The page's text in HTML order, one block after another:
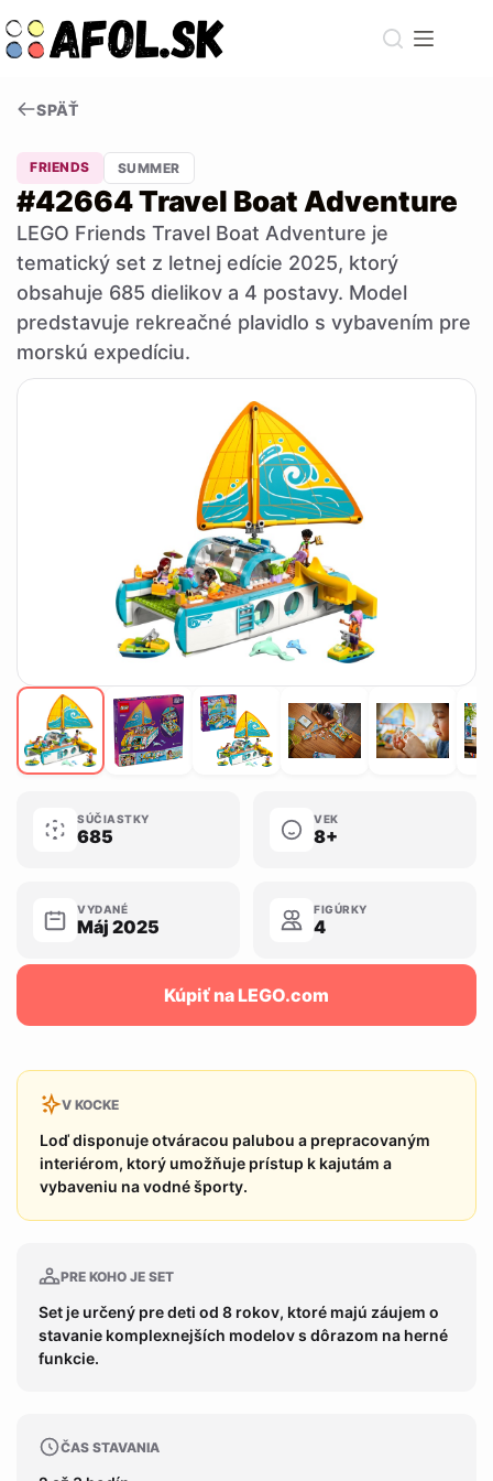
to
content
SPÄŤ
FRIENDS SUMMER
#42664 Travel Boat Adventure
LEGO Friends Travel Boat Adventure je
tematický set z letnej edície 2025, ktorý
obsahuje 685 dielikov a 4 postavy. Model
predstavuje rekreačné plavidlo s vybavením pre
morskú expedíciu.
SÚČIASTKY
685
VEK
8+
VYDANÉ
Máj 2025
FIGÚRKY
4
Kúpiť na LEGO.com
V KOCKE
Loď disponuje otváracou palubou a prepracovaným
interiérom, ktorý umožňuje prístup k kajutám a
vybaveniu na vodné športy.
PRE KOHO JE SET
Set je určený pre deti od 8 rokov, ktoré majú záujem o
stavanie komplexnejších modelov s dôrazom na herné
funkcie.
ČAS STAVANIA